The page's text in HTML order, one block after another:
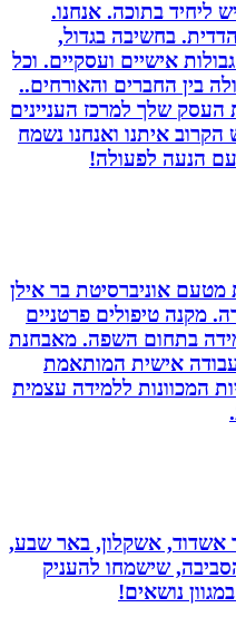
בתוכה. אנחנו.
בחשיבה בגדול,
אישיים ועסקיים. וכל
החברים והאורחים..
שלך למרכז העניינים
איתנו ואנחנו נשמח
לפעולה!
אוניברסיטת בר אילן
טיפולים פרטניים
בתחום השפה. מאבחנת
אישית המותאמת
ללמידה עצמית
אשקלון, באר שבע,
שישמחו להעניק
נושאים!